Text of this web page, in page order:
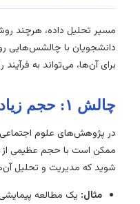
مسیر تحلیل داده، هرچند
دانشجویان با چالشس‌هایی
برای آن‌ها، می‌تواند به
چالش ۱: حجم زیاد داده‌ها و پبچیدگی آنها
در پژوهش‌های علوم
ممکن است با حجم عظیمی از
شوید که مدیریت و تحلیل
مثال: یک مطالعه